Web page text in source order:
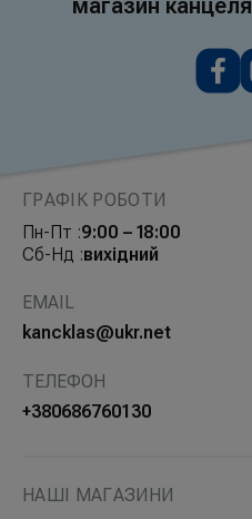
ГРАФІК РОБОТИ
Пн-Пт :9:00 – 18:00
Сб-Нд :вихідний
EMAIL
kancklas@ukr.net
ТЕЛЕФОН
+380686760130
НАШІ МАГАЗИНИ